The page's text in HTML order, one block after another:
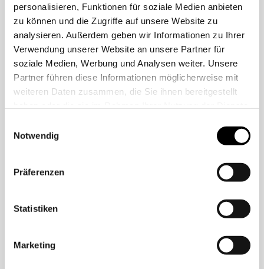
personalisieren, Funktionen für soziale Medien anbieten
zu können und die Zugriffe auf unsere Website zu
analysieren. Außerdem geben wir Informationen zu Ihrer
Verwendung unserer Website an unsere Partner für
soziale Medien, Werbung und Analysen weiter. Unsere
Partner führen diese Informationen möglicherweise mit
weiteren Daten zusammen, die Sie ihnen bereitgestellt
Notwendig
Präferenzen
Statistiken
Marketing
Ein wichtiger Grund zur Abberufung eines
GmbH-Geschäftsführers nach dem GmbHG
ist gegeben, wenn der weitere Verbleib des
Geschäftsführers in seinem Amt der
Gesellschaft und den Gesellschaftern bei
Würdigung aller Umstände sowie unter
nicht länger zugemutet werden kann.Dabei
1. Juli 2023